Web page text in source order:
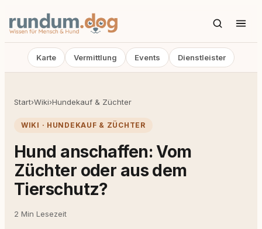
Karte Vermittlung Events Dienstleister
Start›Wiki›Hundekauf & Züchter
WIKI · HUNDEKAUF & ZÜCHTER
Hund anschaffen: Vom
Züchter oder aus dem
Tierschutz?
2 Min Lesezeit